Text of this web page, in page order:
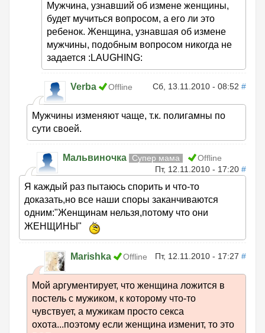
Мужчина, узнавший об измене женщины,
будет мучиться вопросом, а его ли это
ребенок. Женщина, узнавшая об измене
мужчины, подобным вопросом никогда не
задается :LAUGHING:
Verba Offline Сб, 13.11.2010 - 08:52 #
Мужчины изменяют чаще, т.к. полигамны по
сути своей.
Мальвиночка Супер мама
Offline
Пт, 12.11.2010 - 17:20 #
Я каждый раз пытаюсь спорить и что-то
доказать,но все наши споры заканчиваются
одним:"Женщинам нельзя,потому что они
ЖЕНЩИНЫ"
Marishka Offline Пт, 12.11.2010 - 17:27 #
Мой аргументирует, что женщина ложится в
постель с мужиком, к которому что-то
чувствует, а мужикам просто секса
охота...поэтому если женщина изменит, то это